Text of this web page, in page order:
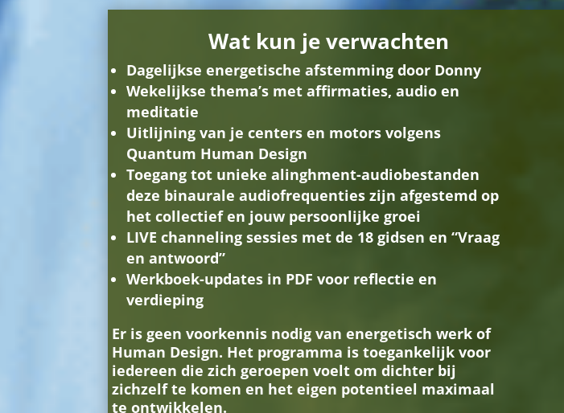
Wat kun je verwachten
Dagelijkse energetische afstemming door Donny
Wekelijkse thema’s met affirmaties, audio en
meditatie
Uitlijning van je centers en motors volgens
Quantum Human Design
Toegang tot unieke alinghment-audiobestanden
deze binaurale audiofrequenties zijn afgestemd op
het collectief en jouw persoonlijke groei
LIVE channeling sessies met de 18 gidsen en “Vraag
en antwoord”
Werkboek-updates in PDF voor reflectie en
verdieping
Er is geen voorkennis nodig van energetisch werk of
Human Design. Het programma is toegankelijk voor
iedereen die zich geroepen voelt om dichter bij
zichzelf te komen en het eigen potentieel maximaal
te ontwikkelen.